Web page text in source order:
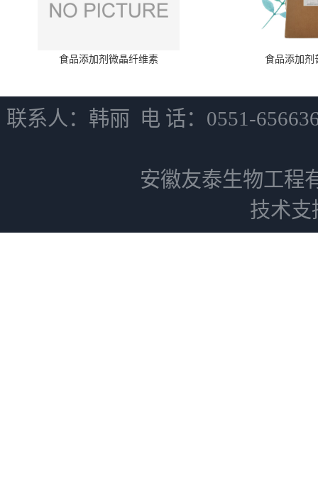
食品添加剂微晶纤维素 食品添加剂
联系人：韩丽 电 话：0551-
安徽友泰生物工程
技术